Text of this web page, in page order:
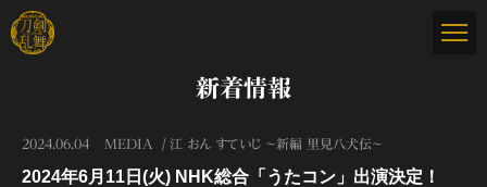
新着情報
2024.06.04 MEDIA 江 おん すていじ ～新編 里見八犬伝～
2024年6月11日(火) NHK総合「うたコン」出演決定！